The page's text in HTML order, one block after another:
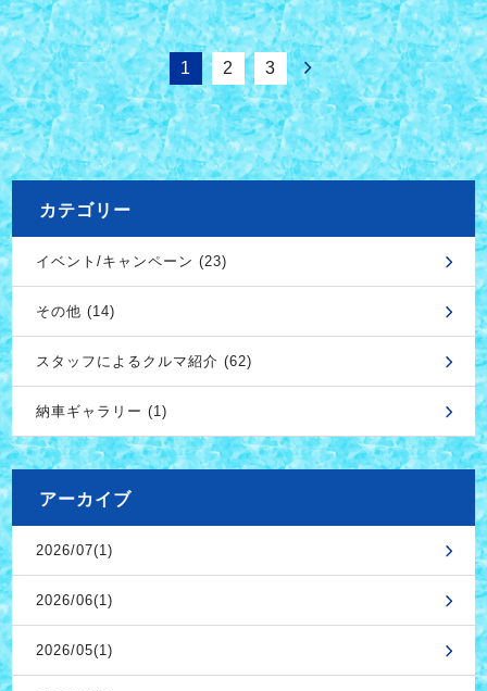
1 2 3
カテゴリー
イベント/キャンペーン (23)
その他 (14)
スタッフによるクルマ紹介 (62)
納車ギャラリー (1)
アーカイブ
2026/07(1)
2026/06(1)
2026/05(1)